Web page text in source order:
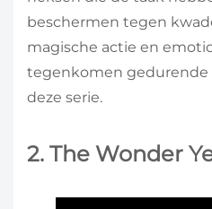
beschermen tegen
magische actie en
tegenkomen gedurende
deze serie.
2. The Wonder